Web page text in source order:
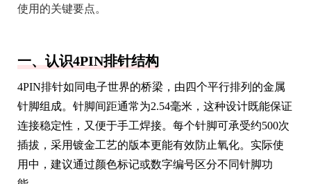
使用的关键要点。
一、认识4PIN排针结构
4PIN排针如同电子世界的桥梁，由四个平行排列的金属
针脚组成。针脚间距通常为2.54毫米，这种设计既能保证
连接稳定性，又便于手工焊接。每个针脚可承受约500次
插拔，采用镀金工艺的版本更能有效防止氧化。实际使
用中，建议通过颜色标记或数字编号区分不同针脚功